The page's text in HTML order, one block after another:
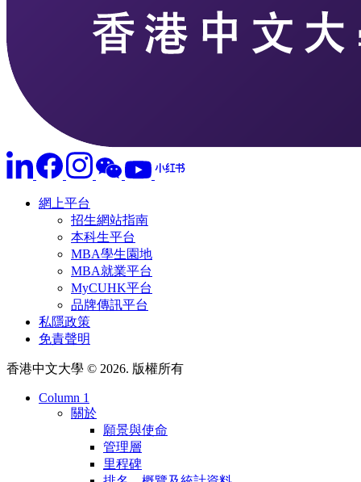
網上平台
招生網站指南
本科生平台
MBA學生園地
MBA就業平台
MyCUHK平台
品牌傳訊平台
私隱政策
免責聲明
香港中文大學 © 2026. 版權所有
Column 1
關於
願景與使命
管理層
里程碑